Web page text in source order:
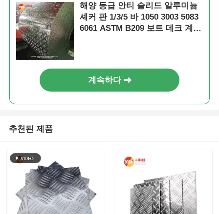
해양 등급 안티 슬리드 알루미늄
셰커 판 1/3/5 바 1050 3003 5083
6061 ASTM B209 보트 데크 계단
계속하다
추천된 제품